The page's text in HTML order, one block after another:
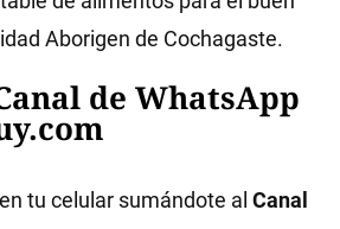
Aborigen de Cochagaste.
de WhatsApp
tu celular sumándote al Canal